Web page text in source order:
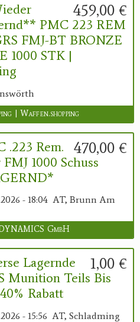
459,00 €
PMC 223 REM
FMJ-BT BRONZE
1000 STK |
| Waffen.shopping
470,00 €
.223 Rem.
FMJ 1000 Schuss
- 18:04 AT, Brunn Am
GmbH
1,00 €
Lagernde
Munition Teils Bis
Rabatt
- 15:56 AT, Schladming